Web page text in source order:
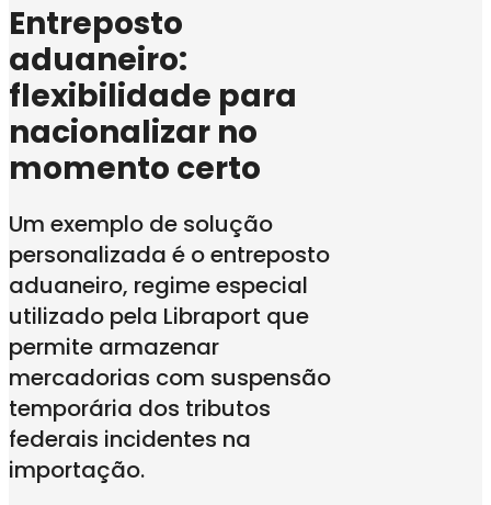
Entreposto
aduaneiro:
flexibilidade para
nacionalizar no
momento certo
Um exemplo de solução
personalizada é o entreposto
aduaneiro, regime especial
utilizado pela Libraport que
permite armazenar
mercadorias com suspensão
temporária dos tributos
federais incidentes na
importação.